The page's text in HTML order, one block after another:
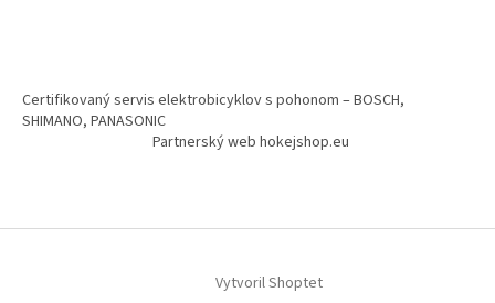
Certifikovaný servis elektrobicyklov s pohonom – BOSCH,
SHIMANO, PANASONIC
Partnerský web hokejshop.eu
Vytvoril Shoptet